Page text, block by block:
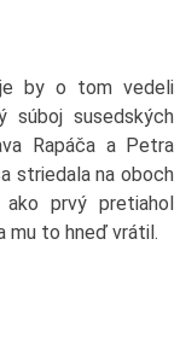
by o tom vedeli
súboj susedských
Rapáča a Petra
striedala na oboch
prvý pretiahol
mu to hneď vrátil.